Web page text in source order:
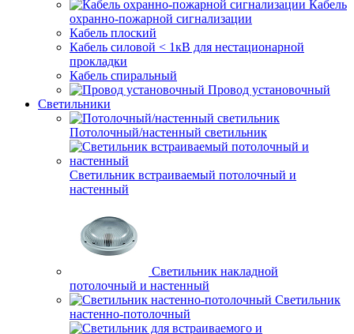
Кабель
охранно-пожарной сигнализации
Кабель плоский
Кабель силовой < 1кВ для нестационарной
прокладки
Кабель спиральный
Провод установочный
Светильники
Потолочный/настенный светильник
Светильник встраиваемый потолочный и
настенный
Светильник накладной
потолочный и настенный
Светильник
настенно-потолочный